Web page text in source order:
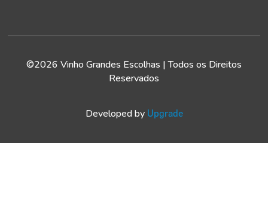
©2026 Vinho Grandes Escolhas | Todos os Direitos
Reservados
Developed by Upgrade